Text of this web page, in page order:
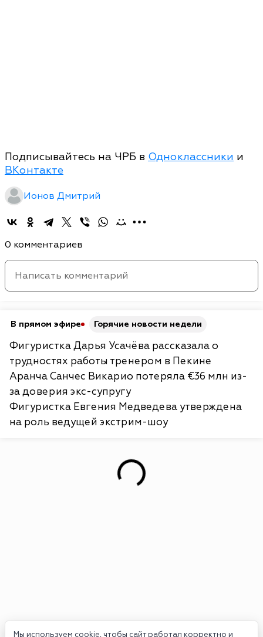
Мы используем cookie, чтобы сайт работал корректно и
Подписывайтесь на ЧРБ в Одноклассники и
ВКонтакте
Ионов Дмитрий
0 комментариев
В прямом эфире Горячие новости недели
Фигуристка Дарья Усачёва рассказала о
трудностях работы тренером в Пекине
Аранча Санчес Викарио потеряла €36 млн из-
за доверия экс-супругу
Фигуристка Евгения Медведева утверждена
на роль ведущей экстрим-шоу